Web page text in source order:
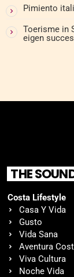
Pimiento
Toerisme in
eigen
THE
Costa Lifestyle
Casa Y Vida
Gusto
Vida Sana
Aventura
Viva Cultura
Noche Vida